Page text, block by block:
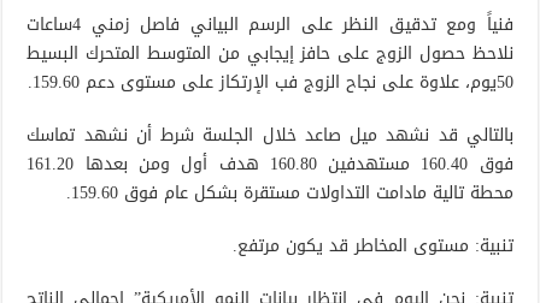
فنياً ومع تدقيق النظر على الرسم البياني فاصل زمني 4ساعات
نلاحظ حصول الزوج على حافز إيجابي من المتوسط المتحرك البسيط
50يوم، علاوة على نجاح الزوج فب الإرتكاز على مستوى دعم 159.60.
بالتالي قد نشهد ميل صاعد خلال الجلسة شرط أن نشهد تماسك
فوق 160.40 مستهدفين 160.80 هدف أول ومن بعدها 161.20
محطة تالية مادامت التداولات مستقرة بشكل عام فوق 159.60.
تنبية: مستوى المخاطر قد يكون مرتفع.